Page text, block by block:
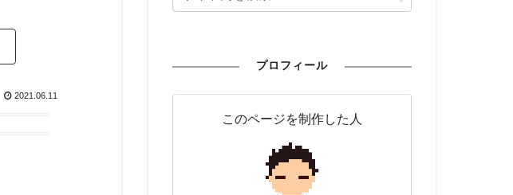
2021.06.11
プロフィール
このページを制作した人